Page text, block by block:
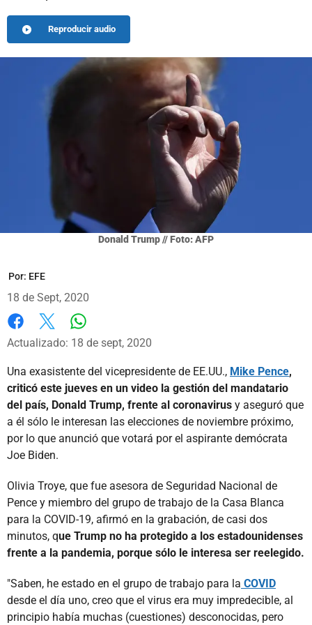
Reproducir audio
Donald Trump // Foto: AFP
Por: EFE
18 de Sept, 2020
Facebook
X
Actualizado: 18 de sept, 2020
Una exasistente del vicepresidente de EE.UU., Mike Pence,
criticó este jueves en un video la gestión del mandatario
del país, Donald Trump, frente al coronavirus y aseguró que
a él sólo le interesan las elecciones de noviembre próximo,
por lo que anunció que votará por el aspirante demócrata
Joe Biden.
Olivia Troye, que fue asesora de Seguridad Nacional de
Pence y miembro del grupo de trabajo de la Casa Blanca
para la COVID-19, afirmó en la grabación, de casi dos
minutos, que Trump no ha protegido a los estadounidenses
frente a la pandemia, porque sólo le interesa ser reelegido.
"Saben, he estado en el grupo de trabajo para la COVID
desde el día uno, creo que el virus era muy impredecible, al
principio había muchas (cuestiones) desconocidas, pero